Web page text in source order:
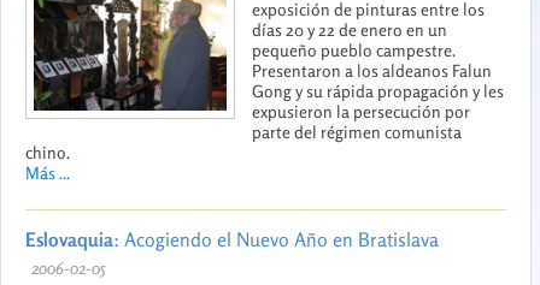
exposición de pinturas entre los
días 20 y 22 de enero en un
pequeño pueblo campestre.
Presentaron a los aldeanos Falun
Gong y su rápida propagación y les
expusieron la persecución por
parte del régimen comunista
chino.
Más ...
Eslovaquia: Acogiendo el Nuevo Año en Bratislava
2006-02-05